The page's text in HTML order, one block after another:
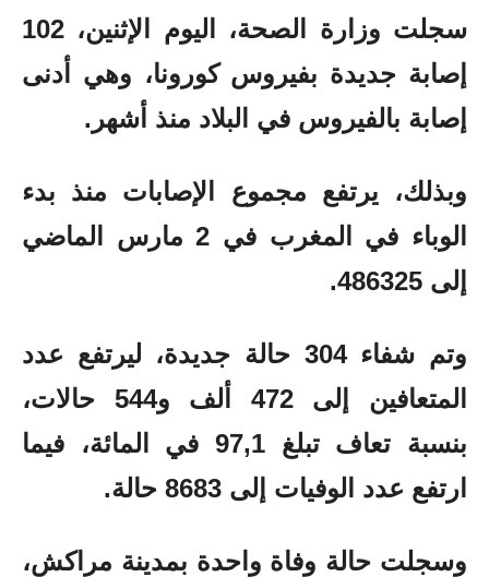
سجلت وزارة الصحة، اليوم الإثنين، 102
إصابة جديدة بفيروس كورونا، وهي أدنى
إصابة بالفيروس في البلاد منذ أشهر.
وبذلك، يرتفع مجموع الإصابات منذ بدء
الوباء في المغرب في 2 مارس الماضي
إلى 486325.
وتم شفاء 304 حالة جديدة، ليرتفع عدد
المتعافين إلى 472 ألف و544 حالات،
بنسبة تعاف تبلغ 97,1 في المائة، فيما
ارتفع عدد الوفيات إلى 8683 حالة.
وسجلت حالة وفاة واحدة بمدينة مراكش،